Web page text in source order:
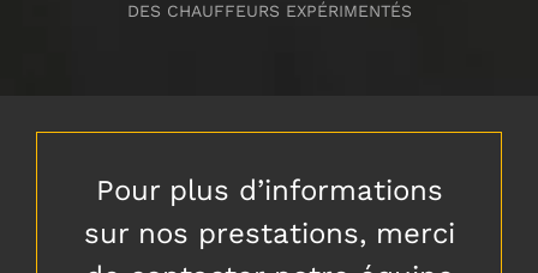
DES CHAUFFEURS EXPÉRIMENTÉS
Pour plus d’informations
sur nos prestations, merci